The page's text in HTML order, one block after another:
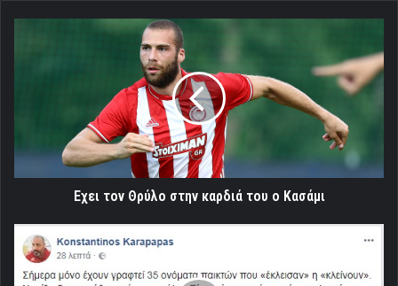
Κασάμι
Εχει τον Θρύλο στην καρδιά του ο Κασάμι
"Δεν
μπορούμε
να